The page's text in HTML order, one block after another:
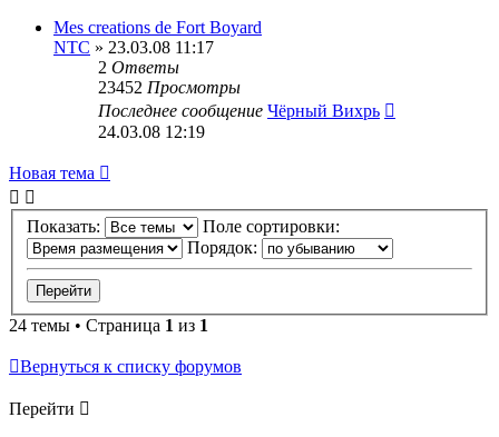
Mes creations de Fort Boyard
NTC » 23.03.08 11:17
2 Ответы
23452 Просмотры
Последнее сообщение Чёрный Вихрь
24.03.08 12:19
Новая тема
Показать:
Поле сортировки:
Порядок:
24 темы • Страница 1 из 1
Вернуться к списку форумов
Перейти